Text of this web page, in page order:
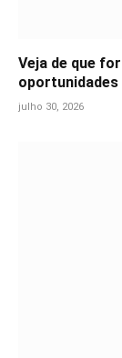
Veja de que
oportunidades
julho 30, 2026